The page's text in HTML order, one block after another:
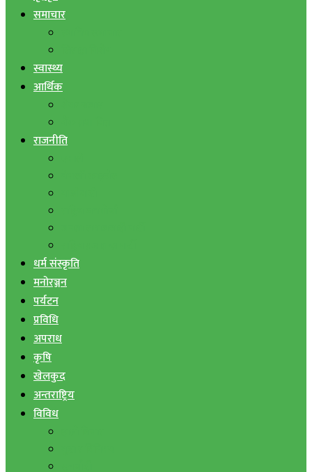
समाचार
स्वास्थ्य
आर्थिक
राजनीति
धर्म संस्कृति
मनोरञ्जन
पर्यटन
प्रविधि
अपराध
कृषि
खेलकुद
अन्तराष्ट्रिय
विविध